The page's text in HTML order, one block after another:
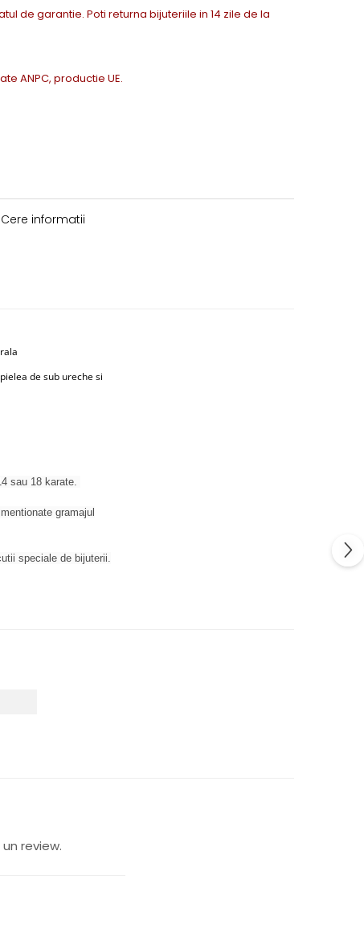
de garantie. Poti returna bijuteriile in 14 zile de la
ANPC, productie UE.
Cere informatii
de sub ureche si
sau 18 karate.
gramajul
speciale de bijuterii.
review.